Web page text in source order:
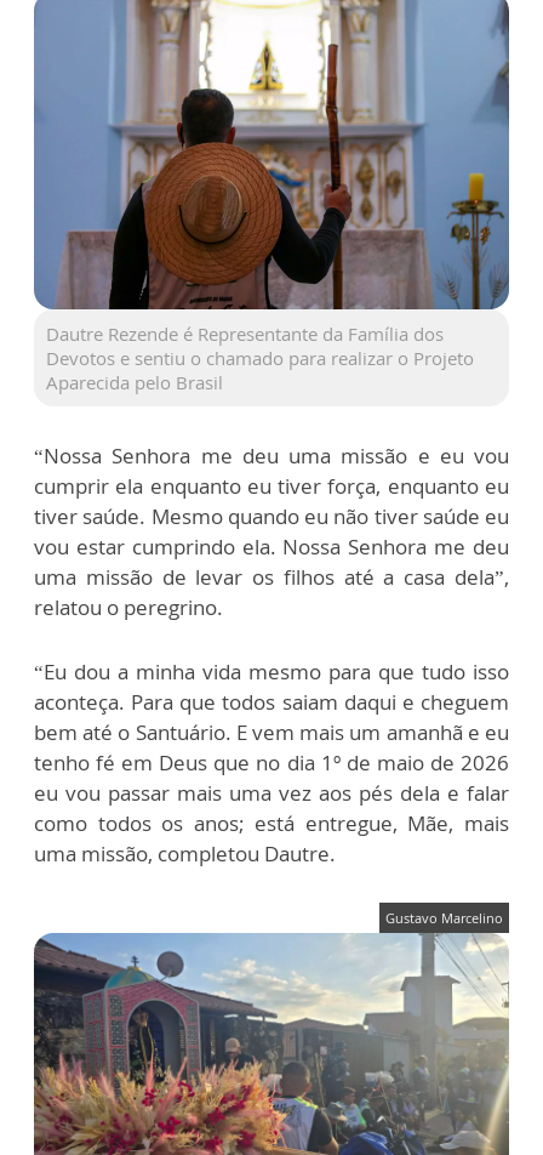
Dautre Rezende é Representante da Família dos
Devotos e sentiu o chamado para realizar o Projeto
Aparecida pelo Brasil
“Nossa Senhora me deu uma missão e eu vou
cumprir ela enquanto eu tiver força, enquanto eu
tiver saúde. Mesmo quando eu não tiver saúde eu
vou estar cumprindo ela. Nossa Senhora me deu
uma missão de levar os filhos até a casa dela”,
relatou o peregrino.
“Eu dou a minha vida mesmo para que tudo isso
aconteça. Para que todos saiam daqui e cheguem
bem até o Santuário. E vem mais um amanhã e eu
tenho fé em Deus que no dia 1º de maio de 2026
eu vou passar mais uma vez aos pés dela e falar
como todos os anos; está entregue, Mãe, mais
uma missão, completou Dautre.
Gustavo Marcelino